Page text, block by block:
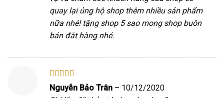
quay lại ủng hộ shop thêm nhiều sản phẩm
nữa nhé! tặng shop 5 sao mong shop buôn
bán đắt hàng nhé.
Được xếp
hạng55 sao
Nguyễn Bảo Trân – 10/12/2020